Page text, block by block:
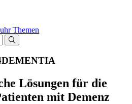
Themen
Lösungen für die
mit Demenz